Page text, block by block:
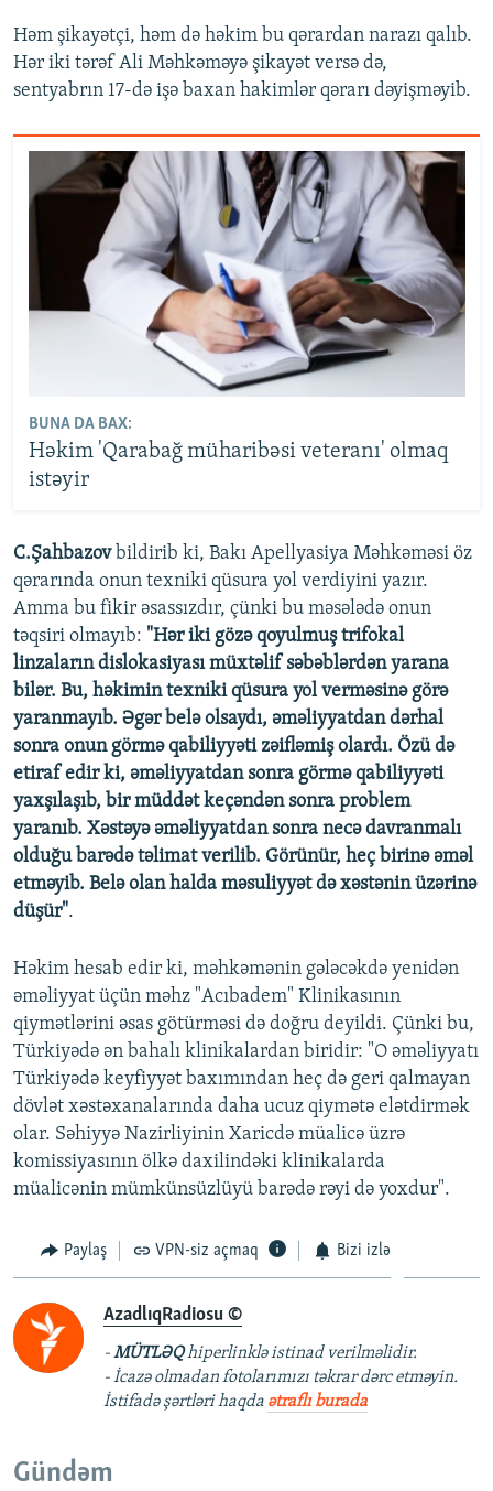
Həm şikayətçi, həm də həkim bu qərardan narazı qalıb.
Hər iki tərəf Ali Məhkəməyə şikayət versə də,
sentyabrın 17-də işə baxan hakimlər qərarı dəyişməyib.
BUNA DA BAX:
Həkim 'Qarabağ müharibəsi veteranı' olmaq
istəyir
C.Şahbazovbildirib ki, Bakı Apellyasiya Məhkəməsi öz
qərarında onun texniki qüsura yol verdiyini yazır.
Amma bu fikir əsassızdır, çünki bu məsələdə onun
təqsiri olmayıb: "Hər iki gözə qoyulmuş trifokal
linzaların dislokasiyası müxtəlif səbəblərdən yarana
bilər. Bu, həkimin texniki qüsura yol verməsinə görə
yaranmayıb. Əgər belə olsaydı, əməliyyatdan dərhal
sonra onun görmə qabiliyyəti zəifləmiş olardı. Özü də
etiraf edir ki, əməliyyatdan sonra görmə qabiliyyəti
yaxşılaşıb, bir müddət keçəndən sonra problem
yaranıb. Xəstəyə əməliyyatdan sonra necə davranmalı
olduğu barədə təlimat verilib. Görünür, heç birinə əməl
etməyib. Belə olan halda məsuliyyət də xəstənin üzərinə
düşür".
Həkim hesab edir ki, məhkəmənin gələcəkdə yenidən
əməliyyat üçün məhz "Acıbadem" Klinikasının
qiymətlərini əsas götürməsi də doğru deyildi. Çünki bu,
Türkiyədə ən bahalı klinikalardan biridir: "O əməliyyatı
Türkiyədə keyfiyyət baxımından heç də geri qalmayan
dövlət xəstəxanalarında daha ucuz qiymətə elətdirmək
olar. Səhiyyə Nazirliyinin Xaricdə müalicə üzrə
komissiyasının ölkə daxilindəki klinikalarda
müalicənin mümkünsüzlüyü barədə rəyi də yoxdur".
Paylaş VPN-siz açmaq Bizi izlə
AzadlıqRadiosu ©
-MÜTLƏQhiperlinklə istinad verilməlidir.
- İcazə olmadan fotolarımızı təkrar dərc etməyin.
İstifadə şərtləri haqda ətraflı burada
Gündəm